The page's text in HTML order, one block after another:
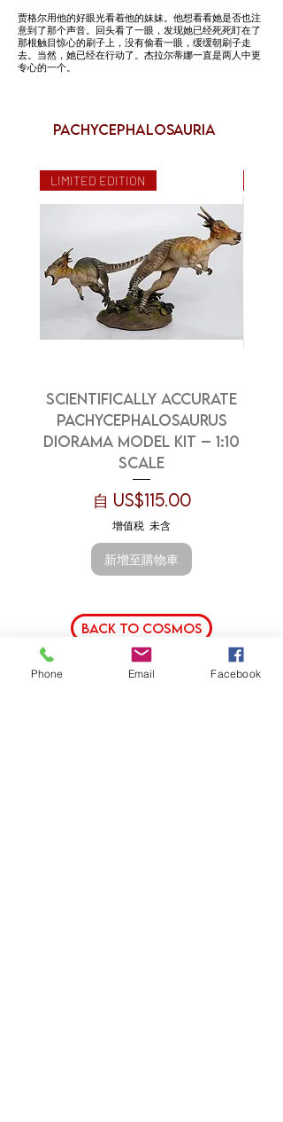
贾格尔用他的好眼光看着他的妹妹。他想看看她是否也注
意到了那个声音。回头看了一眼，发现她已经死死盯在了
那根触目惊心的刷子上，没有偷看一眼，缓缓朝刷子走
去。当然，她已经在行动了。杰拉尔蒂娜一直是两人中更
专心的一个。
Pachycephalosauria
LIMITED EDITION
Scientifically Accurate
Pachycephalosaurus
Diorama Model Kit – 1:10
Scale
自 US$115.00
促銷價格
增值税 未含
新增至購物車
Back to Cosmos
Phone Email Facebook